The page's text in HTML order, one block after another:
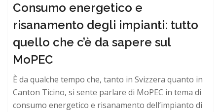
Consumo energetico e
risanamento degli impianti: tutto
quello che c’è da sapere sul
MoPEC
È da qualche tempo che, tanto in Svizzera quanto in
Canton Ticino, si sente parlare di MoPEC in tema di
consumo energetico e risanamento dell’impianto di